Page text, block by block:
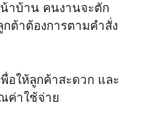
าบ้าน คนงานจะตัก
ต้าต้องการตามคำสั่ง
อให้ลูกค้าสะดวก และ
ค่าใช้จ่าย